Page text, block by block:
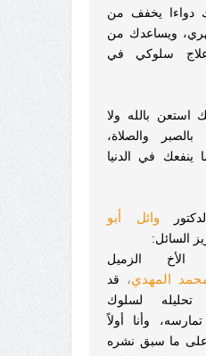
يخفف من
ويساعدك من
علاج سلوكي في
استعن بالله ولا
والصلاة،
في الدنيا
وائل أبو
السائل:
الأخ الزميل
المهدي،
قد
لسلوك
تمارسه، وأنا أولاً
على ما سبق نشره